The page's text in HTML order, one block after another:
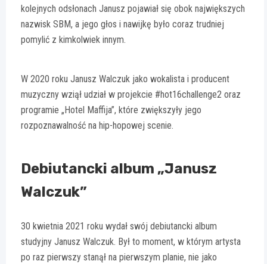
kolejnych odsłonach Janusz pojawiał się obok największych
nazwisk SBM, a jego głos i nawijkę było coraz trudniej
pomylić z kimkolwiek innym.
W 2020 roku Janusz Walczuk jako wokalista i producent
muzyczny wziął udział w projekcie #hot16challenge2 oraz
programie „Hotel Maffija”, które zwiększyły jego
rozpoznawalność na hip-hopowej scenie.
Debiutancki album „Janusz
Walczuk”
30 kwietnia 2021 roku wydał swój debiutancki album
studyjny Janusz Walczuk. Był to moment, w którym artysta
po raz pierwszy stanął na pierwszym planie, nie jako